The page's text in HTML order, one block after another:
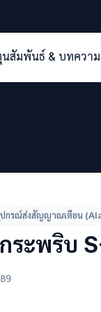
นสัมพันธ์ & บทความ
กรณ์ส่งสัญญาณเตือน
ระพริบ